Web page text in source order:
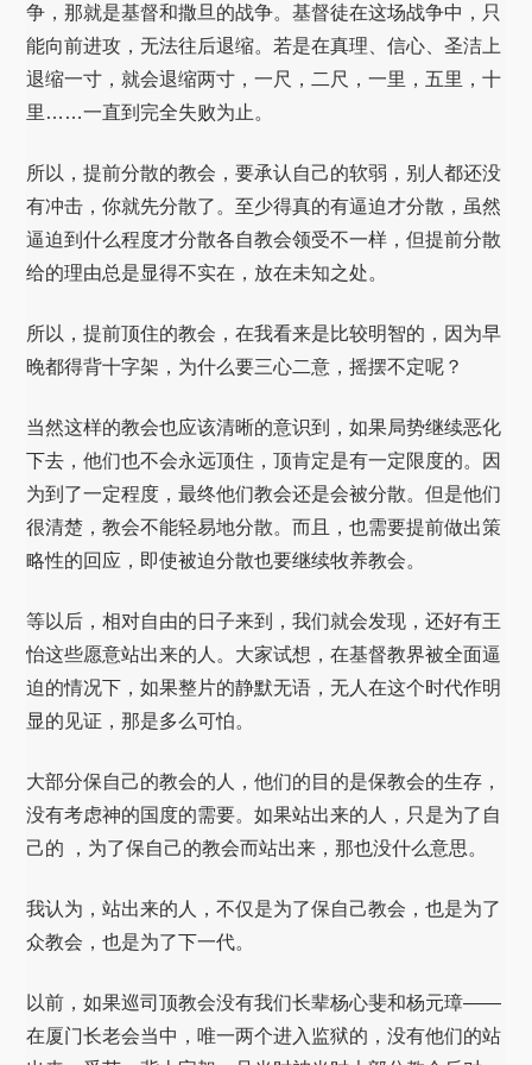
争，那就是基督和撒旦的战争。基督徒在这场战争中，只
能向前进攻，无法往后退缩。若是在真理、信心、圣洁上
退缩一寸，就会退缩两寸，一尺，二尺，一里，五里，十
里……一直到完全失败为止。
所以，提前分散的教会，要承认自己的软弱，别人都还没
有冲击，你就先分散了。至少得真的有逼迫才分散，虽然
逼迫到什么程度才分散各自教会领受不一样，但提前分散
给的理由总是显得不实在，放在未知之处。
所以，提前顶住的教会，在我看来是比较明智的，因为早
晚都得背十字架，为什么要三心二意，摇摆不定呢？
当然这样的教会也应该清晰的意识到，如果局势继续恶化
下去，他们也不会永远顶住，顶肯定是有一定限度的。因
为到了一定程度，最终他们教会还是会被分散。但是他们
很清楚，教会不能轻易地分散。而且，也需要提前做出策
略性的回应，即使被迫分散也要继续牧养教会。
等以后，相对自由的日子来到，我们就会发现，还好有王
怡这些愿意站出来的人。大家试想，在基督教界被全面逼
迫的情况下，如果整片的静默无语，无人在这个时代作明
显的见证，那是多么可怕。
大部分保自己的教会的人，他们的目的是保教会的生存，
没有考虑神的国度的需要。如果站出来的人，只是为了自
己的 ，为了保自己的教会而站出来，那也没什么意思。
我认为，站出来的人，不仅是为了保自己教会，也是为了
众教会，也是为了下一代。
以前，如果巡司顶教会没有我们长辈杨心斐和杨元璋——
在厦门长老会当中，唯一两个进入监狱的，没有他们的站